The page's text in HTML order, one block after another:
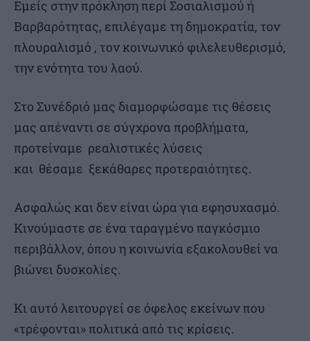
Εμείς στην πρόκληση περί Σοσιαλισμού ή
Βαρβαρότητας, επιλέγαμε τη δημοκρατία, τον
πλουραλισμό , τον κοινωνικό φιλελευθερισμό,
την ενότητα του λαού.
Στο Συνέδριό μας διαμορφώσαμε τις θέσεις
μας απέναντι σε σύγχρονα προβλήματα,
προτείναμε ρεαλιστικές λύσεις
και θέσαμε ξεκάθαρες προτεραιότητες.
Ασφαλώς και δεν είναι ώρα για εφησυχασμό.
Κινούμαστε σε ένα ταραγμένο παγκόσμιο
περιβάλλον, όπου η κοινωνία εξακολουθεί να
βιώνει δυσκολίες.
Κι αυτό λειτουργεί σε όφελος εκείνων που
«τρέφονται» πολιτικά από τις κρίσεις.